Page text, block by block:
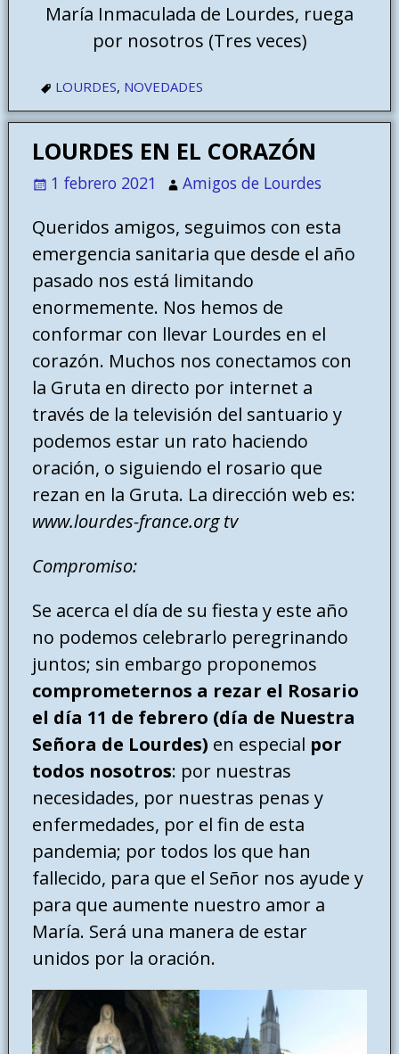
María Inmaculada de Lourdes, ruega
por nosotros (Tres veces)
LOURDES, NOVEDADES
LOURDES EN EL CORAZÓN
1 febrero 2021 Amigos de Lourdes
Queridos amigos, seguimos con esta
emergencia sanitaria que desde el año
pasado nos está limitando
enormemente. Nos hemos de
conformar con llevar Lourdes en el
corazón. Muchos nos conectamos con
la Gruta en directo por internet a
través de la televisión del santuario y
podemos estar un rato haciendo
oración, o siguiendo el rosario que
rezan en la Gruta. La dirección web es:
www.lourdes-france.org tv
Compromiso:
Se acerca el día de su fiesta y este año
no podemos celebrarlo peregrinando
juntos; sin embargo proponemos
comprometernos a rezar el Rosario
el día 11 de febrero (día de Nuestra
Señora de Lourdes) en especial por
todos nosotros: por nuestras
necesidades, por nuestras penas y
enfermedades, por el fin de esta
pandemia; por todos los que han
fallecido, para que el Señor nos ayude y
para que aumente nuestro amor a
María. Será una manera de estar
unidos por la oración.